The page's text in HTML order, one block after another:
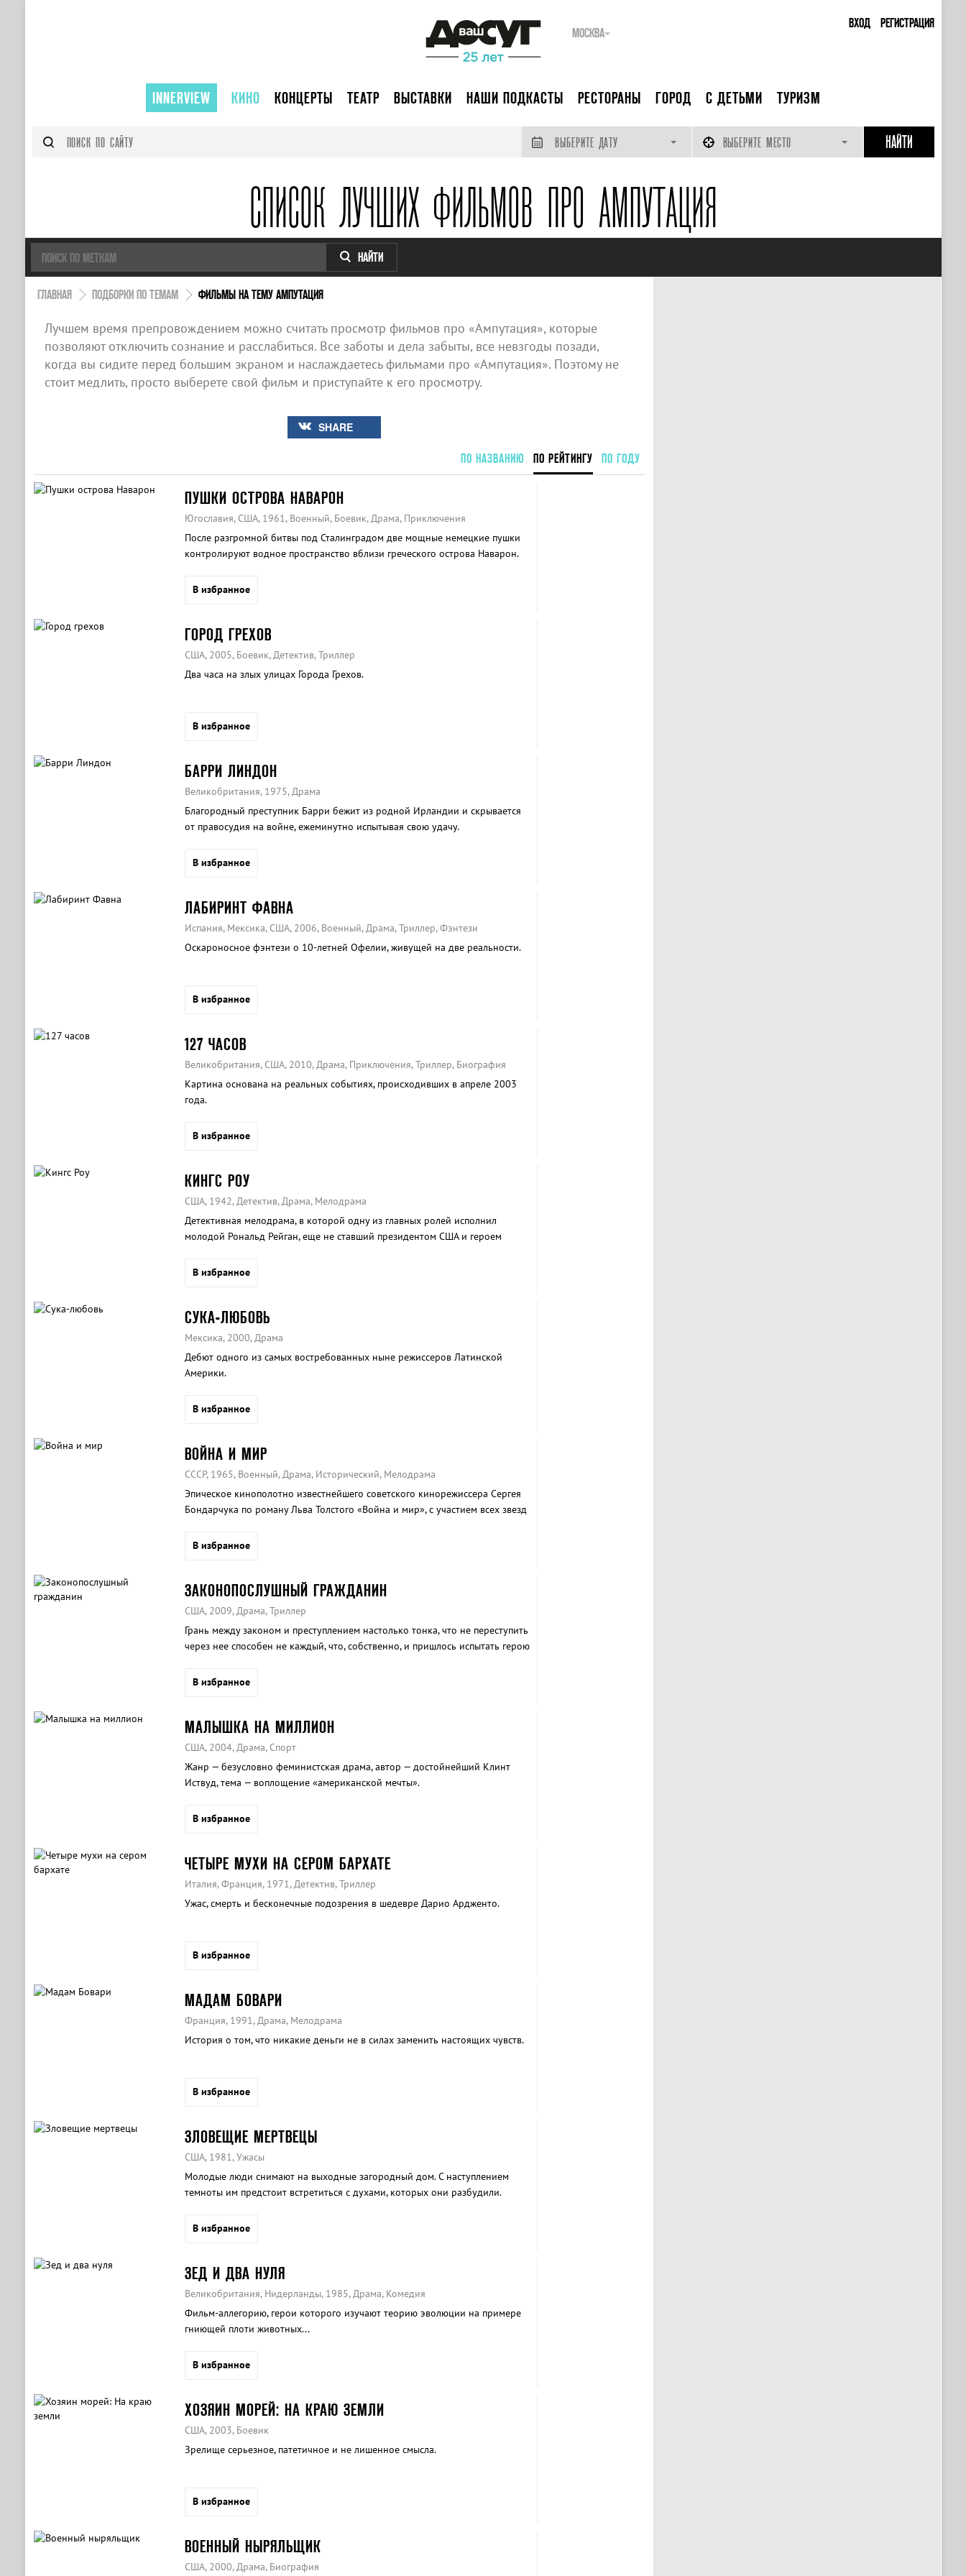
ВХОД РЕГИСТРАЦИЯ
МОСКВА
INNERVIEW КИНО КОНЦЕРТЫ ТЕАТР ВЫСТАВКИ НАШИ ПОДКАСТЫ РЕСТОРАНЫ ГОРОД С ДЕТЬМИ ТУРИЗМ
ВЫБЕРИТЕ ДАТУ ВЫБЕРИТЕ МЕСТО
СПИСОК ЛУЧШИХ ФИЛЬМОВ ПРО АМПУТАЦИЯ
НАЙТИ
ГЛАВНАЯ ПОДБОРКИ ПО ТЕМАМ ФИЛЬМЫ НА ТЕМУ АМПУТАЦИЯ
Лучшем время препровождением можно считать просмотр фильмов про «Ампутация», которые
позволяют отключить сознание и расслабиться. Все заботы и дела забыты, все невзгоды позади,
когда вы сидите перед большим экраном и наслаждаетесь фильмами про «Ампутация». Поэтому не
стоит медлить, просто выберете свой фильм и приступайте к его просмотру.
SHARE
ПО НАЗВАНИЮ ПО РЕЙТИНГУ ПО ГОДУ
ПУШКИ ОСТРОВА НАВАРОН
Югославия, США, 1961, Военный, Боевик, Драма, Приключения
После разгромной битвы под Сталинградом две мощные немецкие пушки
контролируют водное пространство вблизи греческого острова Наварон.
В избранное
ГОРОД ГРЕХОВ
США, 2005, Боевик, Детектив, Триллер
Два часа на злых улицах Города Грехов.
В избранное
БАРРИ ЛИНДОН
Великобритания, 1975, Драма
Благородный преступник Барри бежит из родной Ирландии и скрывается
от правосудия на войне, ежеминутно испытывая свою удачу.
В избранное
ЛАБИРИНТ ФАВНА
Испания, Мексика, США, 2006, Военный, Драма, Триллер, Фэнтези
Оскароносное фэнтези о 10-летней Офелии, живущей на две реальности.
В избранное
127 ЧАСОВ
Великобритания, США, 2010, Драма, Приключения, Триллер, Биография
Картина основана на реальных событиях, происходивших в апреле 2003
года.
В избранное
КИНГС РОУ
США, 1942, Детектив, Драма, Мелодрама
Детективная мелодрама, в которой одну из главных ролей исполнил
молодой Рональд Рейган, еще не ставший президентом США и героем
В избранное
СУКА-ЛЮБОВЬ
Мексика, 2000, Драма
Дебют одного из самых востребованных ныне режиссеров Латинской
Америки.
В избранное
ВОЙНА И МИР
СССР, 1965, Военный, Драма, Исторический, Мелодрама
Эпическое кинополотно известнейшего советского кинорежиссера Сергея
Бондарчука по роману Льва Толстого «Война и мир», с участием всех звезд
В избранное
ЗАКОНОПОСЛУШНЫЙ ГРАЖДАНИН
США, 2009, Драма, Триллер
Грань между законом и преступлением настолько тонка, что не переступить
через нее способен не каждый, что, собственно, и пришлось испытать герою
В избранное
МАЛЫШКА НА МИЛЛИОН
США, 2004, Драма, Спорт
Жанр — безусловно феминистская драма, автор — достойнейший Клинт
Иствуд, тема — воплощение «американской мечты».
В избранное
ЧЕТЫРЕ МУХИ НА СЕРОМ БАРХАТЕ
Италия, Франция, 1971, Детектив, Триллер
Ужас, смерть и бесконечные подозрения в шедевре Дарио Ардженто.
В избранное
МАДАМ БОВАРИ
Франция, 1991, Драма, Мелодрама
История о том, что никакие деньги не в силах заменить настоящих чувств.
В избранное
ЗЛОВЕЩИЕ МЕРТВЕЦЫ
США, 1981, Ужасы
Молодые люди снимают на выходные загородный дом. С наступлением
темноты им предстоит встретиться с духами, которых они разбудили.
В избранное
ЗЕД И ДВА НУЛЯ
Великобритания, Нидерланды, 1985, Драма, Комедия
Фильм-аллегорию, герои которого изучают теорию эволюции на примере
гниющей плоти животных...
В избранное
ХОЗЯИН МОРЕЙ: НА КРАЮ ЗЕМЛИ
США, 2003, Боевик
Зрелище серьезное, патетичное и не лишенное смысла.
В избранное
ВОЕННЫЙ НЫРЯЛЬЩИК
США, 2000, Драма, Биография